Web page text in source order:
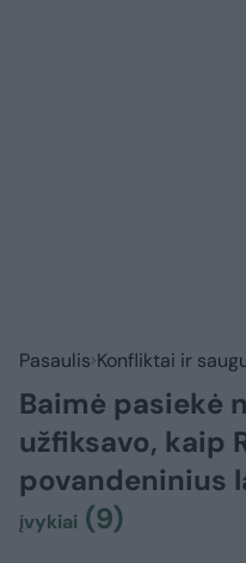
Pasaulis Konfliktai ir
Baimė pasiekė
užfiksavo, kaip
povandeninius
įvykiai (9)